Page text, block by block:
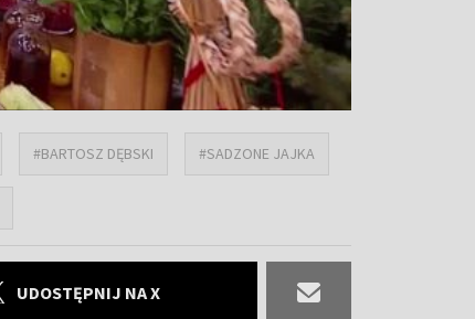
#BARTOSZ DĘBSKI #SADZONE JAJKA
UDOSTĘPNIJ NA X